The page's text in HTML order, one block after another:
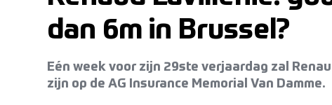
dan 6m in Brussel?
Eén week voor zijn 29ste verjaardag zal
zijn op de AG Insurance Memorial Van Damme.